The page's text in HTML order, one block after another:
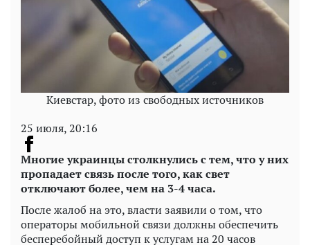
Киевстар, фото из свободных источников
25 июля, 20:16
Многие украинцы столкнулись с тем, что у них
пропадает связь после того, как свет
отключают более, чем на 3-4 часа.
После жалоб на это, власти заявили о том, что
операторы мобильной связи должны обеспечить
бесперебойный доступ к услугам на 20 часов